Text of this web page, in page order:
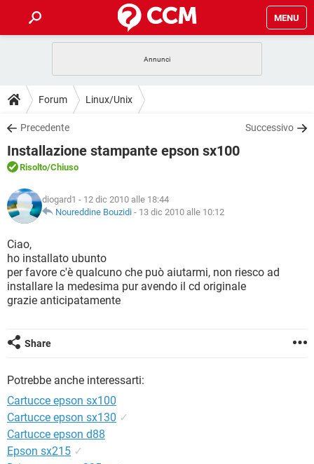
MENU
INTRATTENIMENTO
iOS
INSTAGRAM WHATSAPP
TIKTOK
HARDWARE
GUIDE
COVID-19
iOS
INSTAGRAM
TIKTOK FACEBOOK
DOWNLOAD
COVID-19 GAMING
INTRATTENIMENTO
iOS WINDOWS 10
INSTAGRAM
TIKTOK
HARDWARE
FORUM
COVID-19
INTRATTENIMENTO ANDROID
INSTAGRAM
TIKTOK FACEBOOK
HARDWARE
GLOSSARIO
COVID-19
INTRATTENIMENTO
iOS WINDOWS 10
INSTAGRAM
HARDWARE
Forum Linux/Unix
Precedente Successivo
Installazione stampante epson sx100
Risolto/Chiuso
diogard1 - 12 dic 2010 alle 18:44
Noureddine Bouzidi - 13 dic 2010 alle 10:12
Ciao,
ho installato ubunto
per favore c'è qualcuno che può aiutarmi, non riesco ad
installare la medesima pur avendo il cd originale
grazie anticipatamente
Share
Potrebbe anche interessarti:
Cartucce epson sx100
Cartucce epson sx130 ✓
Cartucce epson d88
Epson sx215 ✓